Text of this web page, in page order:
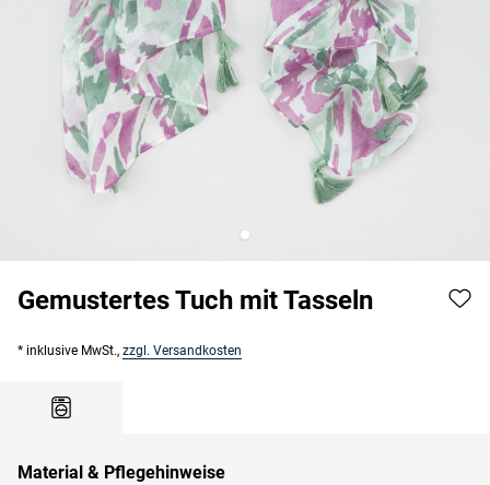
Gemustertes Tuch mit Tasseln
* inklusive MwSt., zzgl. Versandkosten
Material & Pflegehinweise